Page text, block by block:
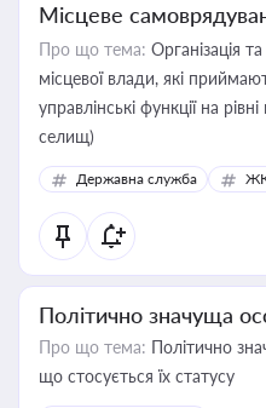
Місцеве
Про що тема: Організація
місцевої влади, які
управлінські функції на
селищ)
Державна служба
Політично значуща
Про що тема: Політично
що стосується їх статусу